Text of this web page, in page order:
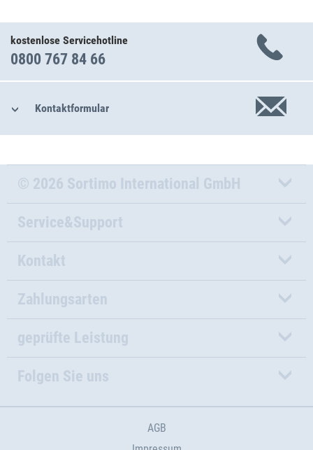
kostenlose Servicehotline
0800 767 84 66
Kontaktformular
© 2026 Sortimo International GmbH
Service&Support
Kontakt
Zahlungsarten
geprüfte Leistung
Folgen Sie uns
AGB